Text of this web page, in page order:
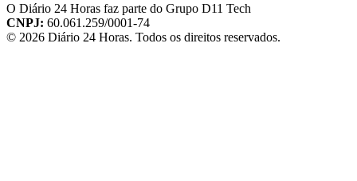
O Diário 24 Horas faz parte do Grupo D11 Tech
CNPJ: 60.061.259/0001-74
© 2026 Diário 24 Horas. Todos os direitos reservados.